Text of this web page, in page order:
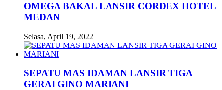
OMEGA BAKAL LANSIR CORDEX HOTEL
MEDAN
Selasa, April 19, 2022
SEPATU MAS IDAMAN LANSIR TIGA
GERAI GINO MARIANI